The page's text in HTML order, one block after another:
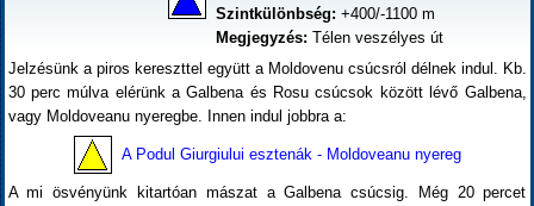
Szintkülönbség: +400/-1100 m
Megjegyzés: Télen veszélyes út
Jelzésünk a piros kereszttel együtt a Moldovenu csúcsról délnek indul. Kb.
30 perc múlva elérünk a Galbena és Rosu csúcsok között lévő Galbena,
vagy Moldoveanu nyeregbe. Innen indul jobbra a:
A Podul Giurgiului esztenák - Moldoveanu nyereg
A mi ösvényünk kitartóan mászat a Galbena csúcsig. Még 20 percet